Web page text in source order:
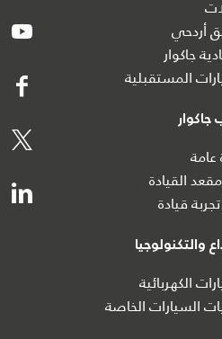
أردحي
جاكوار
المستقبلية
جاكوار
عامة
القيادة
قيادة
والتكنولوجيا
الكهربائية
السيارات الخاصة